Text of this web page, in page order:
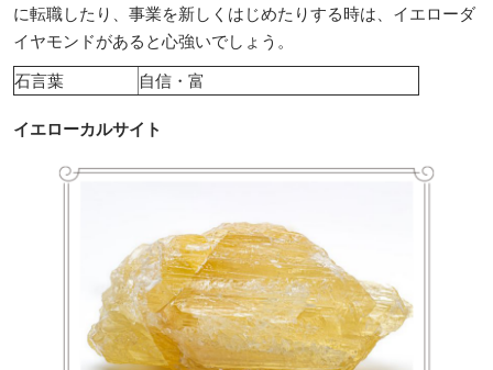
に転職したり、事業を新しくはじめたりする時は、イエローダ
イヤモンドがあると心強いでしょう。
石言葉
自信・富
イエローカルサイト